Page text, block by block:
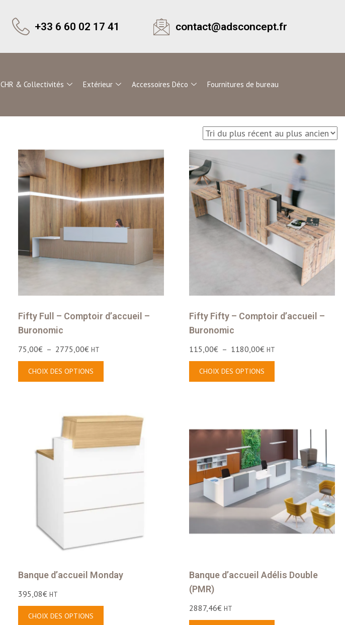
+33 6 60 02 17 41 contact@adsconcept.fr
CHR & Collectivités Extérieur Accessoires Déco Fournitures de bureau
Fifty Full – Comptoir d’accueil –
Buronomic
75,00€ – 2775,00€ HT
CHOIX DES OPTIONS
Fifty Fifty – Comptoir d’accueil –
Buronomic
115,00€ – 1180,00€ HT
CHOIX DES OPTIONS
Banque d’accueil Monday
395,08€ HT
CHOIX DES OPTIONS
Banque d’accueil Adélis Double
(PMR)
2887,46€ HT